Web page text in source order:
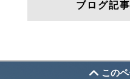
ブログ記
この